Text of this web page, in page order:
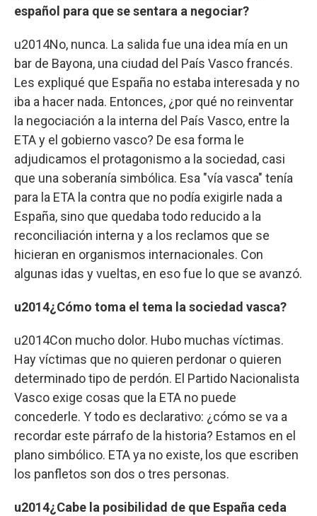
español para que se sentara a negociar?
u2014No, nunca. La salida fue una idea mía en un
bar de Bayona, una ciudad del País Vasco francés.
Les expliqué que España no estaba interesada y no
iba a hacer nada. Entonces, ¿por qué no reinventar
la negociación a la interna del País Vasco, entre la
ETA y el gobierno vasco? De esa forma le
adjudicamos el protagonismo a la sociedad, casi
que una soberanía simbólica. Esa "vía vasca" tenía
para la ETA la contra que no podía exigirle nada a
España, sino que quedaba todo reducido a la
reconciliación interna y a los reclamos que se
hicieran en organismos internacionales. Con
algunas idas y vueltas, en eso fue lo que se avanzó.
u2014¿Cómo toma el tema la sociedad vasca?
u2014Con mucho dolor. Hubo muchas víctimas.
Hay víctimas que no quieren perdonar o quieren
determinado tipo de perdón. El Partido Nacionalista
Vasco exige cosas que la ETA no puede
concederle. Y todo es declarativo: ¿cómo se va a
recordar este párrafo de la historia? Estamos en el
plano simbólico. ETA ya no existe, los que escriben
los panfletos son dos o tres personas.
u2014¿Cabe la posibilidad de que España ceda